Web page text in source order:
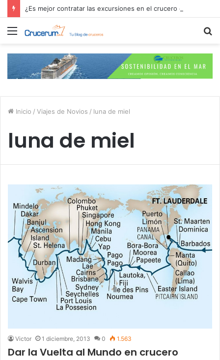
Menú
Inicio / Viajes de Novios / luna de miel
luna de miel
Victor 1 diciembre, 2013 0 1.563
Dar la Vuelta al Mundo en crucero